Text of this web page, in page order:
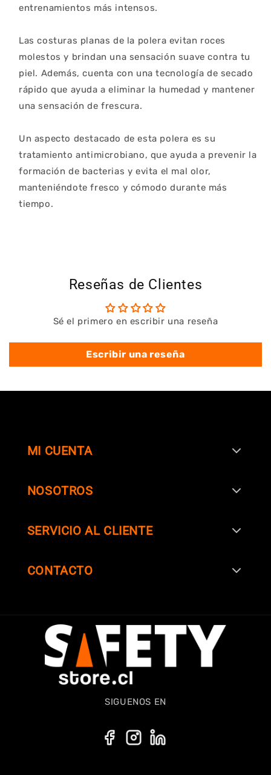
entrenamientos más intensos.
Las costuras planas de la polera evitan roces
molestos y brindan una sensación suave contra tu
piel. Además, cuenta con una tecnología de secado
rápido que ayuda a eliminar la humedad y mantener
una sensación de frescura.
Un aspecto destacado de esta polera es su
tratamiento antimicrobiano, que ayuda a prevenir la
formación de bacterias y evita el mal olor,
manteniéndote fresco y cómodo durante más
tiempo.
Reseñas de Clientes
Sé el primero en escribir una reseña
Escribir una reseña
CONTACTO
SERVICIO AL CLIENTE
NOSOTROS
MI CUENTA
SIGUENOS EN